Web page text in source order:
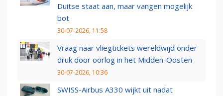
Duitse staat aan, maar vangen mogelijk
bot
30-07-2026, 11:58
Vraag naar vliegtickets wereldwijd onder
druk door oorlog in het Midden-Oosten
30-07-2026, 10:36
SWISS-Airbus A330 wijkt uit nadat